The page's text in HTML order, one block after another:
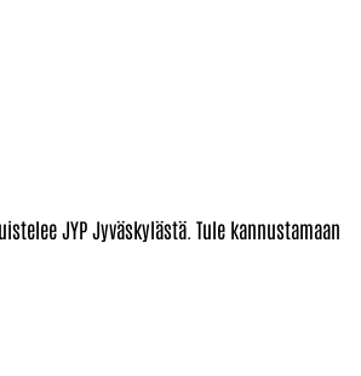
JYP Jyväskylästä. Tule kannustamaan